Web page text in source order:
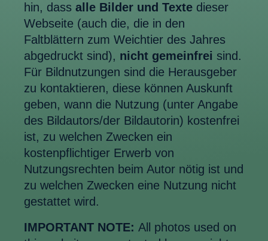
hin, dass alle Bilder und Texte dieser
Webseite (auch die, die in den
Faltblättern zum Weichtier des Jahres
abgedruckt sind), nicht gemeinfrei sind.
Für Bildnutzungen sind die Herausgeber
zu kontaktieren, diese können Auskunft
geben, wann die Nutzung (unter Angabe
des Bildautors/der Bildautorin) kostenfrei
ist, zu welchen Zwecken ein
kostenpflichtiger Erwerb von
Nutzungsrechten beim Autor nötig ist und
zu welchen Zwecken eine Nutzung nicht
gestattet wird.
IMPORTANT NOTE: All photos used on